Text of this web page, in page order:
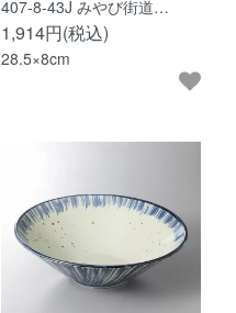
407-8-43J みやび街道…
1,914円(税込)
28.5×8cm